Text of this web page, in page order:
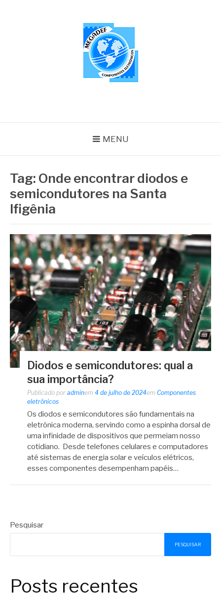
MENU
Tag: Onde encontrar diodos e
semicondutores na Santa
Ifigênia
Diodos e semicondutores: qual a
sua importância?
Publicado por adminem 4 de julho de 2024em Componentes
eletrônicos
Os diodos e semicondutores são fundamentais na
eletrônica moderna, servindo como a espinha dorsal de
uma infinidade de dispositivos que permeiam nosso
cotidiano. Desde telefones celulares e computadores
até sistemas de energia solar e veículos elétricos,
esses componentes desempenham papéis…
Pesquisar
PESQUISAR
Posts recentes